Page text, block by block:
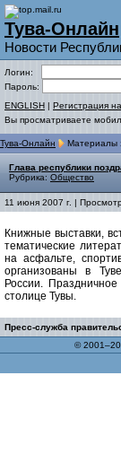
Тува-Онлайн
Новости
Логин:
Пароль:
ENGLISH | Регистрация
Вы просматриваете
Тува-Онлайн Материалы
Глава республики
Рубрика: Общество
11 июня 2007 г. |
Книжные выставки,
тематические
на асфальте,
организованы в
России.
столице Тувы.
Пресс-служба
©